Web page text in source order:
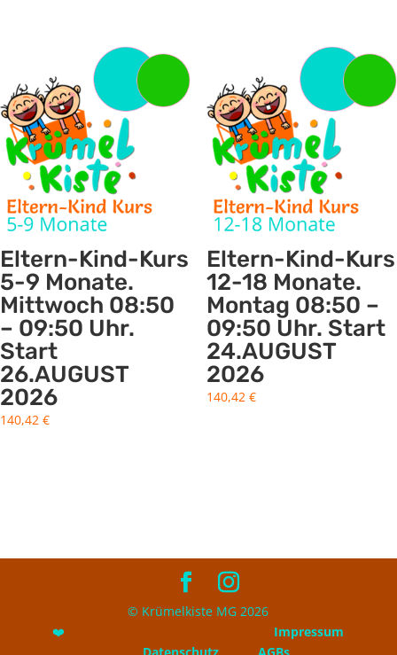
Eltern-Kind-Kurs
5-9 Monate.
Mittwoch 08:50
– 09:50 Uhr.
Start
26.AUGUST
2026
140,42 €
Eltern-Kind-Kurs
12-18 Monate.
Montag 08:50 –
09:50 Uhr. Start
24.AUGUST
2026
140,42 €
© Krümelkiste MG 2026
❤️ Impressum